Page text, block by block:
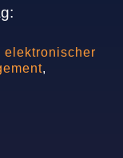
elektronischer
,